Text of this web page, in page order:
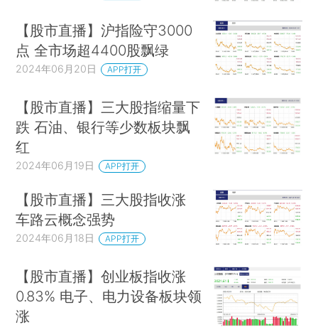
【股市直播】沪指险守3000
点 全市场超4400股飘绿
2024年06月20日 APP打开
【股市直播】三大股指缩量下
跌 石油、银行等少数板块飘
红
2024年06月19日 APP打开
【股市直播】三大股指收涨
车路云概念强势
2024年06月18日 APP打开
【股市直播】创业板指收涨
0.83% 电子、电力设备板块领
涨